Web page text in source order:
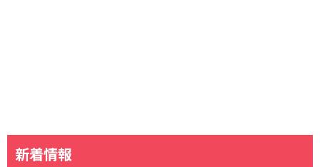
新着情報